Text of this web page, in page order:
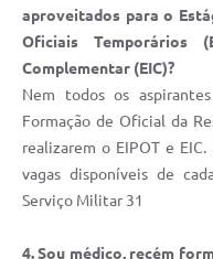
aproveitados para o
Oficiais Temporários
Complementar (EIC)?
Nem todos os
Formação de Oficial da
realizarem o EIPOT e
vagas disponíveis de
Serviço Militar 31
4. Sou médico, recém